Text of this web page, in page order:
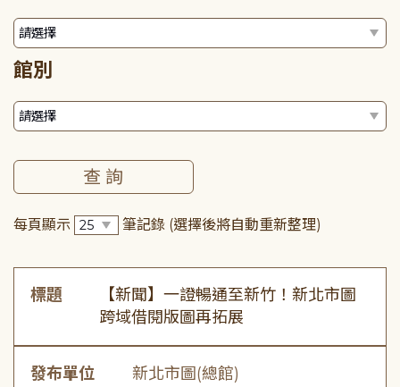
館別
每頁顯示 筆記錄 (選擇後將自動重新整理)
標題
【新聞】一證暢通至新竹！新北市圖
跨域借閱版圖再拓展
發布單位 新北市圖(總館)